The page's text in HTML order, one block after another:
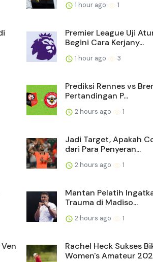
1 hour ago 1
Premier League Uji
Begini Cara Kerjany...
1 hour ago 3
Prediksi Rennes vs
Pertandingan P...
2 hours ago 1
Jadi Target, Apakah
dari Para Penyeran...
2 hours ago 1
Mantan Pelatih
Trauma di Madiso...
2 hours ago 1
Rachel Heck Sukses
Women's Amateur